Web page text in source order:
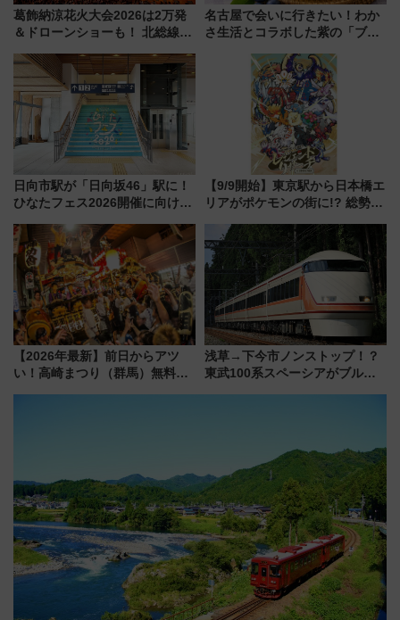
葛飾納涼花火大会2026は2万発
＆ドローンショーも！ 北総線を
車、観覧スポット情報と周辺観
光まとめ（7/28開催）
名古屋で会いに行きたい！わか
さ生活とコラボした紫の「ブル
日向市駅が「日向坂46」駅に！
ひなたフェス2026開催に向けJR
全力応援 夜行列車「ドリーム
おひさま号」も走る
【9/9開始】東京駅から日本橋エ
リアがポケモンの街に!? 総勢
リサーチ」本格謎解き・グッズ
情報まとめ
【2026年最新】前日からアツ
い！高崎まつり（群馬）無料観
浅草→下今市ノンストップ！？
東武100系スペーシアがブルー